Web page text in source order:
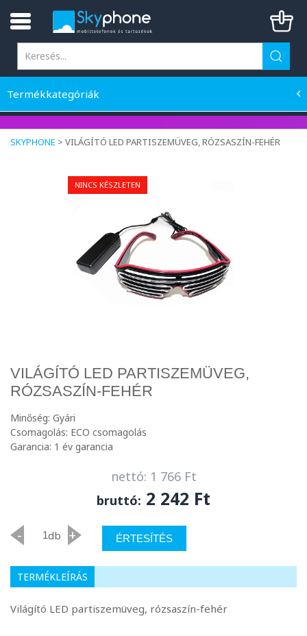
Termékkategóriák
SKYPHONE > VILÁGÍTÓ LED PARTISZEMÜVEG, RÓZSASZÍN-FEHÉR
NINCS KÉSZLETEN
VILÁGÍTÓ LED PARTISZEMÜVEG,
RÓZSASZÍN-FEHÉR
Minőség: Gyári
Csomagolás: ECO csomagolás
Garancia: 1 év garancia
nettó: 1 766 Ft
bruttó: 2 242 Ft
- db + ÉRTESÍTÉS
TERMÉKLEÍRÁS
Világító LED partiszemüveg, rózsaszín-fehér